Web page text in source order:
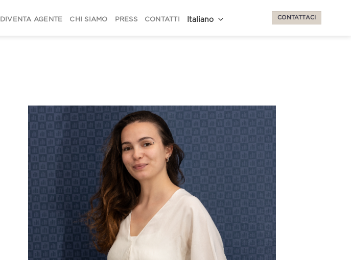
DIVENTA AGENTE CHI SIAMO PRESS CONTATTI CONTATTACI